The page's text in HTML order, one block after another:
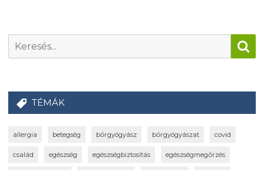
TÉMÁK
allergia betegség bőrgyógyász bőrgyógyászat covid
család egészség egészségbiztosítás egészségmegőrzés